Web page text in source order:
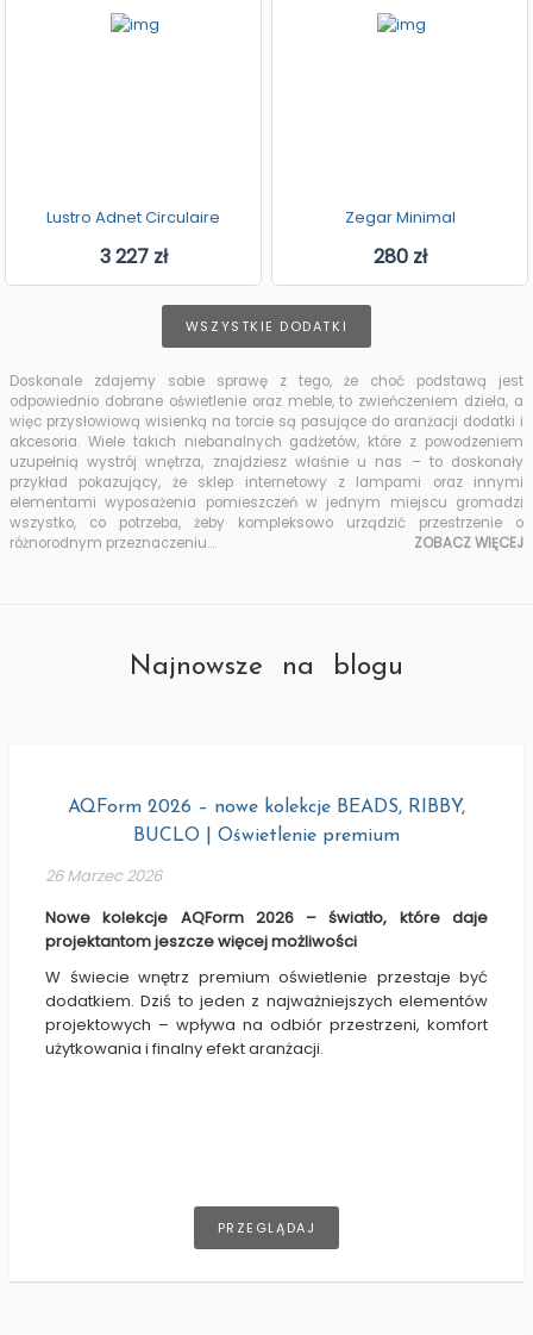
Lustro Adnet Circulaire
3 227 zł
Zegar Minimal
280 zł
WSZYSTKIE DODATKI
Doskonale zdajemy sobie sprawę z tego, że choć podstawą jest
odpowiednio dobrane oświetlenie oraz meble, to zwieńczeniem dzieła, a
więc przysłowiową wisienką na torcie są pasujące do aranżacji dodatki i
akcesoria. Wiele takich niebanalnych gadżetów, które z powodzeniem
uzupełnią wystrój wnętrza, znajdziesz właśnie u nas – to doskonały
przykład pokazujący, że sklep internetowy z lampami oraz innymi
elementami wyposażenia pomieszczeń w jednym miejscu gromadzi
wszystko, co potrzeba, żeby kompleksowo urządzić przestrzenie o
różnorodnym przeznaczeniu.... ZOBACZ WIĘCEJ
Najnowsze na blogu
AQForm 2026 – nowe kolekcje BEADS, RIBBY,
BUCLO | Oświetlenie premium
26 Marzec 2026
Nowe kolekcje AQForm 2026 – światło, które daje
projektantom jeszcze więcej możliwości
W świecie wnętrz premium oświetlenie przestaje być
dodatkiem. Dziś to jeden z najważniejszych elementów
projektowych – wpływa na odbiór przestrzeni, komfort
użytkowania i finalny efekt aranżacji.
PRZEGLĄDAJ